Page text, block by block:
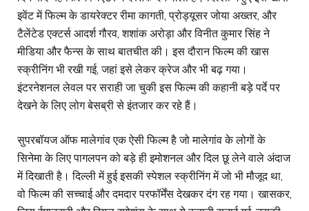
इवेंट में फिल्म के डायरेक्टर रीमा कागती, प्रोड्यूसर जोया अख्तर, और
टैलेंटेड एक्टर्स आदर्श गौरव, शशांक अरोड़ा और विनीत कुमार सिंह ने
मीडिया और फैन्स के साथ बातचीत की। इस दौरान फिल्म की खास
स्क्रीनिंग भी रखी गई, जहां इसे लेकर क्रेज और भी बढ़ गया।
इंटरनेशनल लेवल पर सराही जा चुकी इस फिल्म की कहानी बड़े पर्दे पर
देखने के लिए लोग बेसब्री से इंतजार कर रहे हैं।
सुपरबॉयज ऑफ मालेगांव एक ऐसी फिल्म है जो मालेगांव के लोगों के
सिनेमा के लिए पागलपन को बड़े ही इमोशनल और दिल छू लेने वाले अंदाज
में दिखाती है। दिल्ली में हुई इसकी स्पेशल स्क्रीनिंग में जो भी मौजूद था,
वो फिल्म की सच्चाई और दमदार परफॉर्मेंस देखकर दंग रह गया। खासकर,